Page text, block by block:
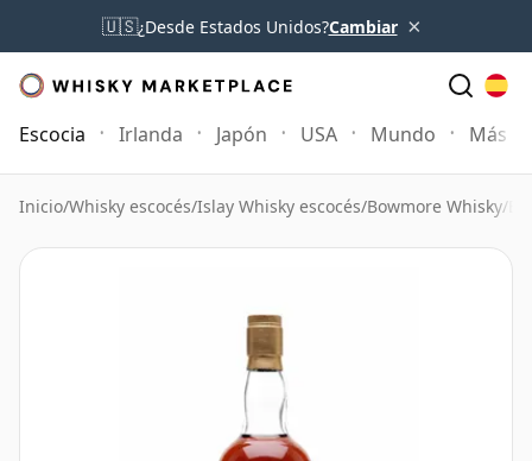
🇺🇸¿Desde Estados Unidos?Cambiar ×
Escocia Irlanda Japón USA Mundo Más
Inicio/Whisky escocés/Islay Whisky escocés/Bowmore Whisky/